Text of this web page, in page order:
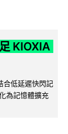
KIOXIA
合低延遲快閃記
為記憶體擴充